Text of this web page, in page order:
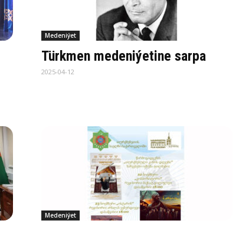
Medeniýet
Türkmen medeniýetine sarpa
2025-04-12
Medeniýet